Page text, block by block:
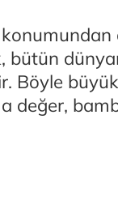
Böyle
değer,